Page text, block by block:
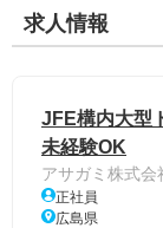
求人情報
JFE構内大型
未経験OK
アサガミ株式会
正社員
広島県